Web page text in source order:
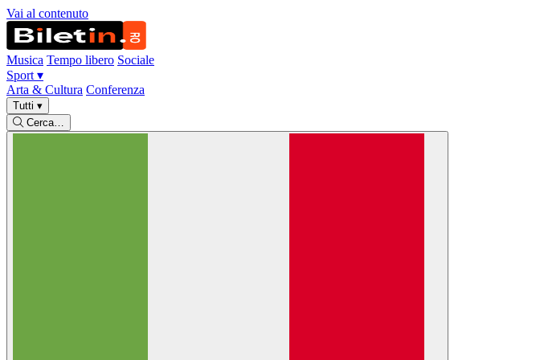
Vai al contenuto
Musica Tempo libero Sociale
Sport ▾
Arta & Cultura Conferenza
Tutti ▾
Cerca…